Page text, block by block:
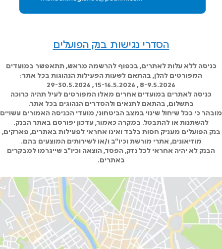
הסדרי נגישות בנק הפועלים
כניסה ללא עלות לאתרים, בכפוף להרשמה מראש, תתאפשר במועדים
המפורטים להלן, בהתאם לשעות הפעילות הנהוגות בכל אתר:
8-9.5.2026 , 15-16.5.2026 , 29-30.5.2026
כניסה לאתרים במועדים אחרים מאלו המפורטים לעיל תהיה כרוכה
בתשלום, בהתאם לתנאים ולהסדרים הנהוגים בכל אתר.
מובהר כי ככל שיחול שינוי במצב הביטחוני, מועדי הכניסה האמורים עשויים
להשתנות או להתבטל. במקרה כאמור, עדכון יפורסם באתר הבנק.
בנק הפועלים מעניק חסות בלבד ואינו אחראי לפעילות באתרים, פארקים,
מוזיאונים, אתרי מורשת וכיו"ב ו/או לשירותים המוצעים בהם.
הבנק לא יהיה אחראי לכל נזק, הפסד, הוצאה וכיו"ב שייגרמו למבקרים
באתרים.